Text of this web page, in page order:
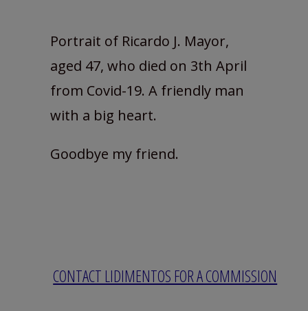
Portrait of Ricardo J. Mayor,
aged 47, who died on 3th April
from Covid-19. A friendly man
with a big heart.
Goodbye my friend.
CONTACT LIDIMENTOS FOR A COMMISSION